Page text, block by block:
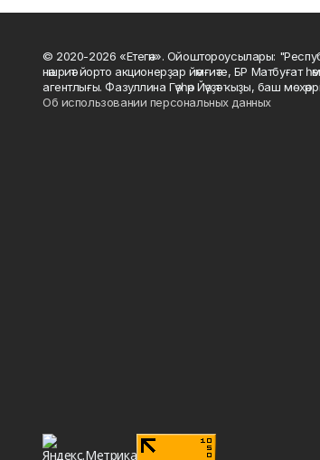
© 2020-2026 «Етегән». Ойоштороусылары:
нәшриәт йорто акционерҙар йәмғиәте, БР Матбуғат
агентлығы. Фазуллина Гәүһәр Йәүҙәт ҡыҙы, баш
Об использовании персональных данных